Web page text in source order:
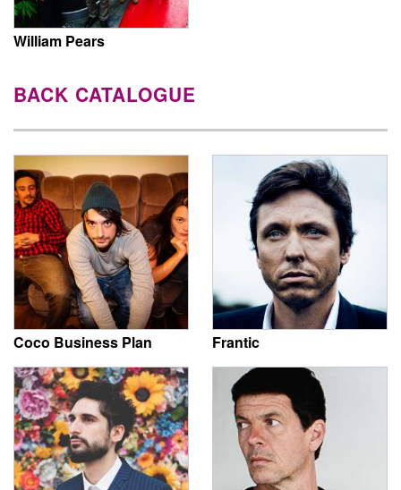
William Pears
BACK CATALOGUE
Coco Business Plan Frantic